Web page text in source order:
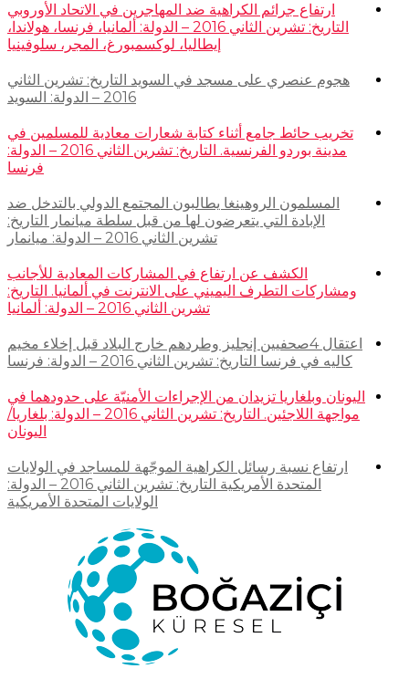
ارتفاع جرائم الكراهية ضد المهاجرين في الاتحاد الأوروبي
التاريخ: تشرين الثاني 2016 – الدولة: ألمانيا، فرنسا، هولاندا،
إيطاليا، لوكسمبورغ، المجر، سلوفينيا
هجوم عنصري على مسجد في السويد التاريخ: تشرين الثاني
2016 – الدولة: السويد
تخريب حائط جامع أثناء كتابة شعارات معادية للمسلمين في
مدينة بوردو الفرنسية. التاريخ: تشرين الثاني 2016 – الدولة:
فرنسا
المسلمون الروهينغا يطالبون المجتمع الدولي بالتدخل ضد
الإبادة التي يتعرضون لها من قبل سلطة ميانمار التاريخ:
تشرين الثاني 2016 – الدولة: ميانمار
الكشف عن ارتفاع في المشاركات المعادية للأجانب
ومشاركات التطرف اليميني على الانترنت في ألمانيا. التاريخ:
تشرين الثاني 2016 – الدولة: ألمانيا
اعتقال 4صحفيين إنجليز وطردهم خارج البلاد قبل إخلاء مخيم
كاليه في فرنسا التاريخ: تشرين الثاني 2016 – الدولة: فرنسا
اليونان وبلغاريا تزيدان من الإجراءات الأمنيّة على حدودهما في
مواجهة اللاجئين. التاريخ: تشرين الثاني 2016 – الدولة: بلغاريا/
اليونان
ارتفاع نسبة رسائل الكراهية الموجّهة للمساجد في الولايات
المتحدة الأمريكية التاريخ: تشرين الثاني 2016 – الدولة:
الولايات المتحدة الأمريكية